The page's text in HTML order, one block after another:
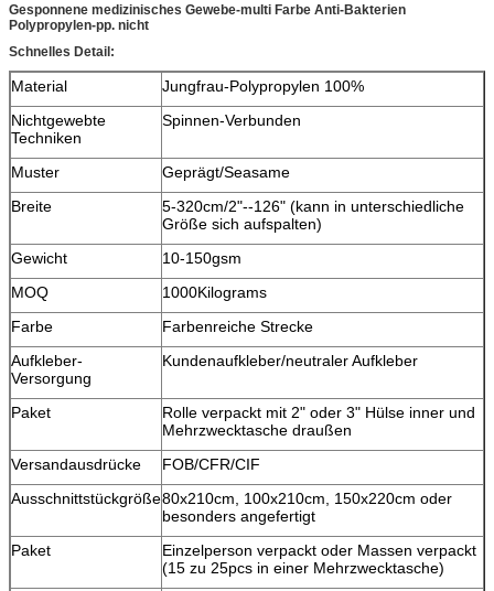
Gesponnene medizinisches Gewebe-multi Farbe Anti-Bakterien
Polypropylen-pp. nicht
Schnelles Detail:
Material
Jungfrau-Polypropylen 100%
Nichtgewebte
Techniken
Spinnen-Verbunden
Muster
Geprägt/Seasame
Breite
5-320cm/2"--126" (kann in unterschiedliche
Größe sich aufspalten)
Gewicht
10-150gsm
MOQ
1000Kilograms
Farbe
Farbenreiche Strecke
Aufkleber-
Versorgung
Kundenaufkleber/neutraler Aufkleber
Paket
Rolle verpackt mit 2" oder 3" Hülse inner und
Mehrzwecktasche draußen
Versandausdrücke
FOB/CFR/CIF
Ausschnittstückgröße80x210cm, 100x210cm, 150x220cm oder
besonders angefertigt
Paket
Einzelperson verpackt oder Massen verpackt
(15 zu 25pcs in einer Mehrzwecktasche)